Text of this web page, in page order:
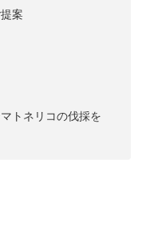
案
トネリコの伐採を